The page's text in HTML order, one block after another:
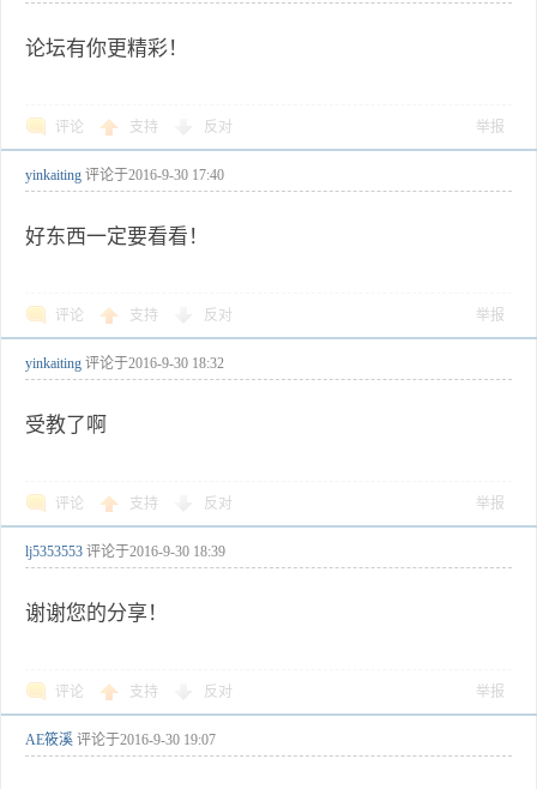
论坛有你更精彩！
评论 支持 反对 举报
yinkaiting 评论于2016-9-30 17:40
好东西一定要看看！
评论 支持 反对 举报
yinkaiting 评论于2016-9-30 18:32
受教了啊
评论 支持 反对 举报
lj5353553 评论于2016-9-30 18:39
谢谢您的分享！
评论 支持 反对 举报
AE筱溪 评论于2016-9-30 19:07